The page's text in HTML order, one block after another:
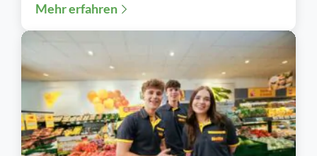
Mehr erfahren